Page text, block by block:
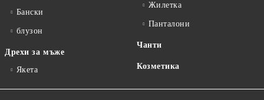
Бански
блузон
Дрехи за мъже
Якета
Жилетка
Панталони
Чанти
Козметика